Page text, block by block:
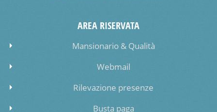
AREA RISERVATA
Mansionario & Qualità
Webmail
Rilevazione presenze
Busta paga